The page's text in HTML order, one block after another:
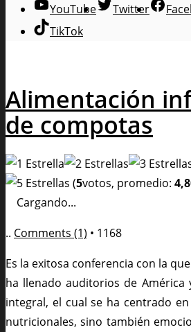
YouTube Twitter
TikTok
Alimentación
de compotas
(5votos, promedio:
Cargando...
.. Comments (1) • 1168
Es la exitosa conferencia con la
ha llenado auditorios de América
integral, el cual se ha centrado
nutricionales, sino también